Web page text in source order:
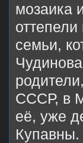
мозаика
семьи,
СССР, в
её, уже
Купавны.